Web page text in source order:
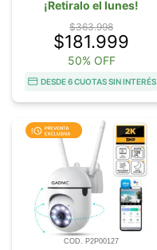
¡Retiralo el lunes!
$363.998
$181.999
50% OFF
DESDE 6 CUOTAS SIN INTERÉS
COD. P2P00127